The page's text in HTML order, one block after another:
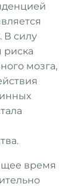
В силу
риска
мозга,
время